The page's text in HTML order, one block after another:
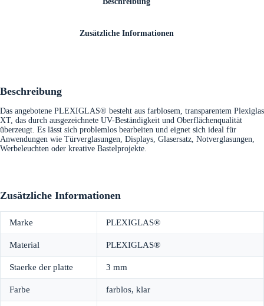
Zusätzliche Informationen
Beschreibung
Das angebotene PLEXIGLAS® besteht aus farblosem, transparentem Plexiglas
XT, das durch ausgezeichnete UV-Beständigkeit und Oberflächenqualität
überzeugt. Es lässt sich problemlos bearbeiten und eignet sich ideal für
Anwendungen wie Türverglasungen, Displays, Glasersatz, Notverglasungen,
Werbeleuchten oder kreative Bastelprojekte.
Zusätzliche Informationen
Marke PLEXIGLAS®
Material PLEXIGLAS®
Staerke der platte 3 mm
Farbe farblos, klar